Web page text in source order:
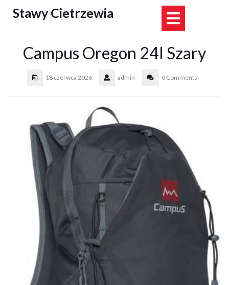
Stawy Cietrzewia
Campus Oregon 24l Szary
18 czerwca 2026 admin 0 Comments